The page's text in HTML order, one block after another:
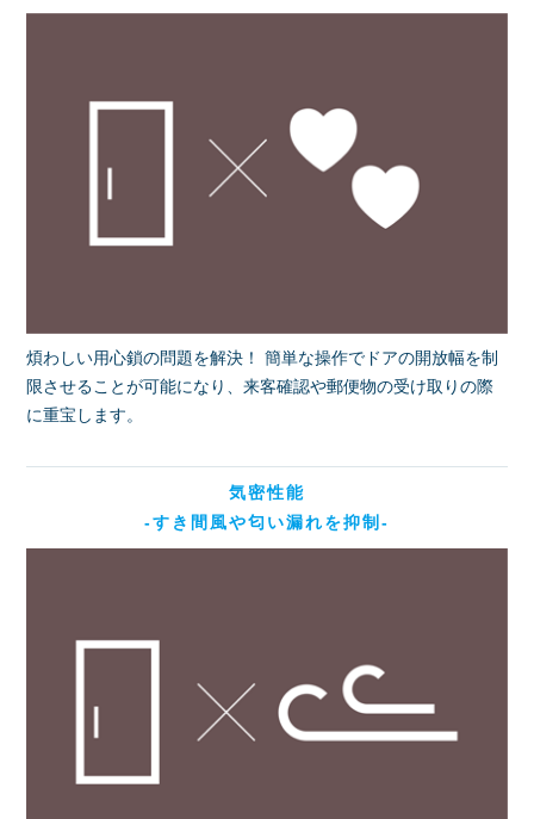
煩わしい用心鎖の問題を解決！ 簡単な操作でドアの開放幅を制
限させることが可能になり、来客確認や郵便物の受け取りの際
に重宝します。
気密性能
-すき間風や匂い漏れを抑制-